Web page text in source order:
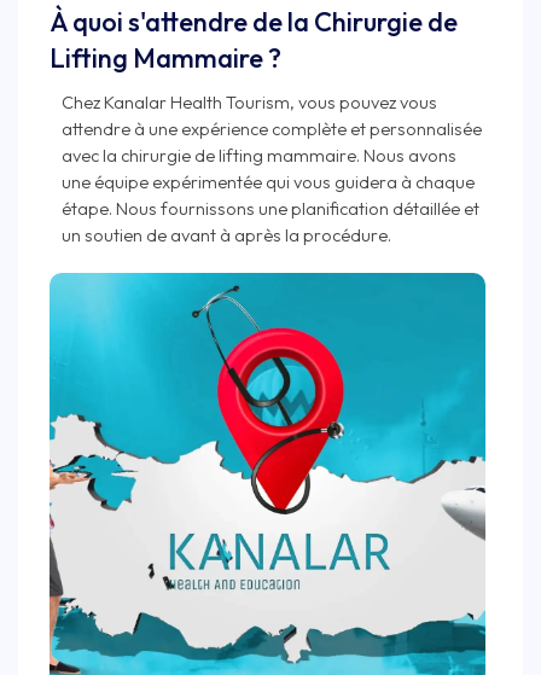
À quoi s'attendre de la Chirurgie de
Lifting Mammaire ?
Chez Kanalar Health Tourism, vous pouvez vous
attendre à une expérience complète et personnalisée
avec la chirurgie de lifting mammaire. Nous avons
une équipe expérimentée qui vous guidera à chaque
étape. Nous fournissons une planification détaillée et
un soutien de avant à après la procédure.